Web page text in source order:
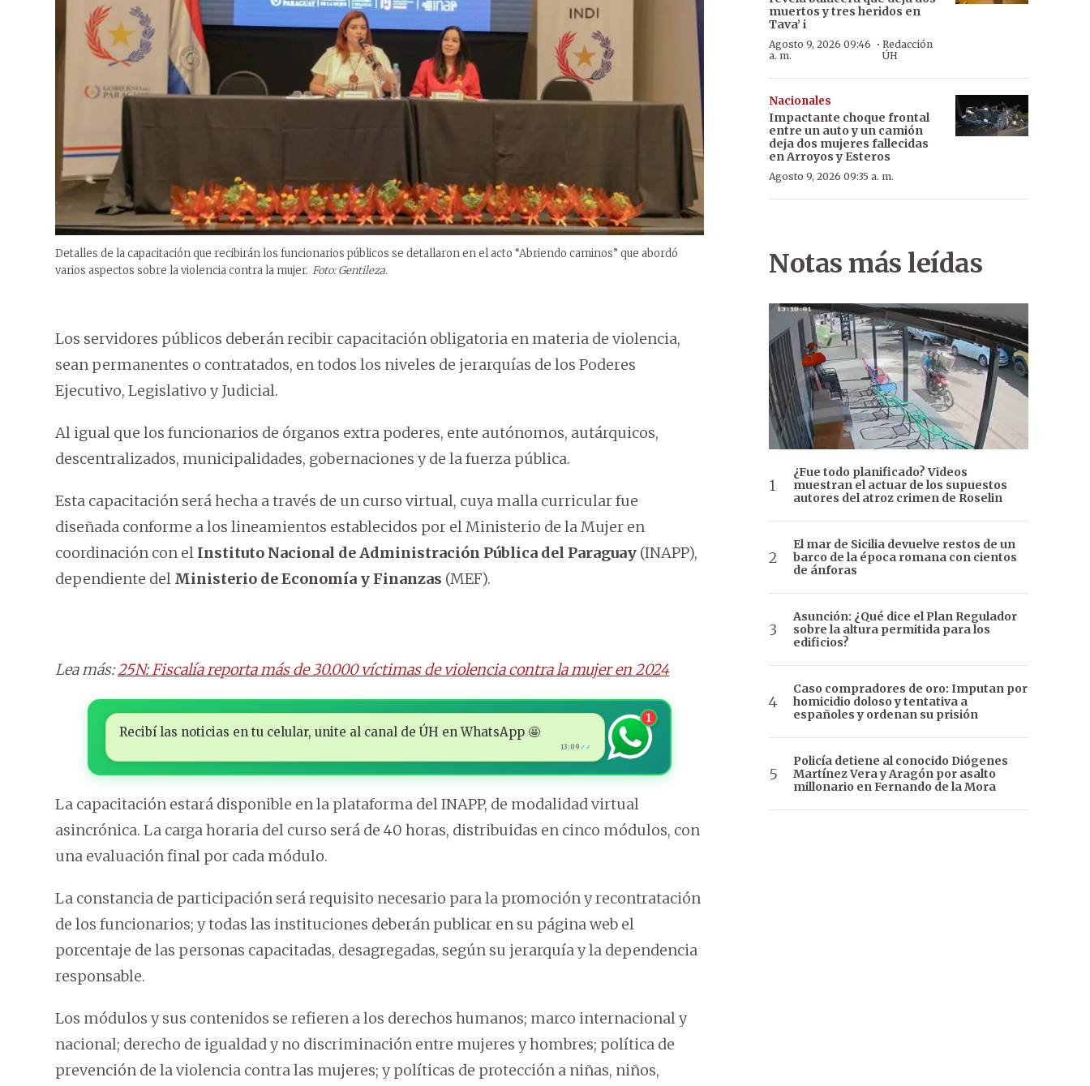
Detalles de la capacitación que recibirán los funcionarios públicos se detallaron en el acto “Abriendo caminos” que abordó
varios aspectos sobre la violencia contra la mujer. Foto: Gentileza.
Los servidores públicos deberán recibir capacitación obligatoria en materia de violencia,
sean permanentes o contratados, en todos los niveles de jerarquías de los Poderes
Ejecutivo, Legislativo y Judicial.
Al igual que los funcionarios de órganos extra poderes, ente autónomos, autárquicos,
descentralizados, municipalidades, gobernaciones y de la fuerza pública.
Esta capacitación será hecha a través de un curso virtual, cuya malla curricular fue
diseñada conforme a los lineamientos establecidos por el Ministerio de la Mujer en
coordinación con el Instituto Nacional de Administración Pública del Paraguay (INAPP),
dependiente del Ministerio de Economía y Finanzas (MEF).
Lea más:25N: Fiscalía reporta más de 30.000 víctimas de violencia contra la mujer en 2024
Recibí las noticias en tu celular, unite al canal de ÚH en WhatsApp 🤩
13:09 ✓✓
1
La capacitación estará disponible en la plataforma del INAPP, de modalidad virtual
asincrónica. La carga horaria del curso será de 40 horas, distribuidas en cinco módulos, con
una evaluación final por cada módulo.
La constancia de participación será requisito necesario para la promoción y recontratación
de los funcionarios; y todas las instituciones deberán publicar en su página web el
porcentaje de las personas capacitadas, desagregadas, según su jerarquía y la dependencia
responsable.
Los módulos y sus contenidos se refieren a los derechos humanos; marco internacional y
nacional; derecho de igualdad y no discriminación entre mujeres y hombres; política de
prevención de la violencia contra las mujeres; y políticas de protección a niñas, niños,
muertos y tres heridos en
Tava’ i
Agosto 9, 2026 09:46
a. m.
·Redacción
ÚH
Nacionales
Impactante choque frontal
entre un auto y un camión
deja dos mujeres fallecidas
en Arroyos y Esteros
Agosto 9, 2026 09:35 a. m.
Notas más leídas
¿Fue todo planificado? Videos
muestran el actuar de los supuestos
autores del atroz crimen de Roselin
El mar de Sicilia devuelve restos de un
barco de la época romana con cientos
de ánforas
Asunción: ¿Qué dice el Plan Regulador
sobre la altura permitida para los
edificios?
Caso compradores de oro: Imputan por
homicidio doloso y tentativa a
españoles y ordenan su prisión
Policía detiene al conocido Diógenes
Martínez Vera y Aragón por asalto
millonario en Fernando de la Mora